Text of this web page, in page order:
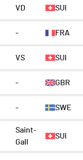
VD SUI
- FRA
VS SUI
- GBR
- SWE
Saint-
Gall
SUI